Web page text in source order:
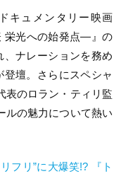
キュメンタリー映画
栄光への始発点—』の
ナレーションを務め
壇。さらにスペシャ
表のロラン・ティリ監
ルの魅力について熱い
フリ”に大爆笑!? 『ト